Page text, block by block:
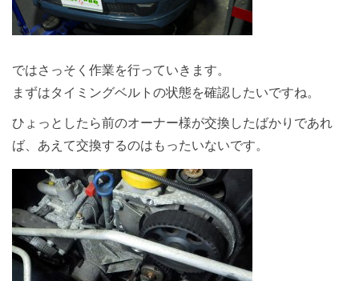
ではさっそく作業を行っていきます。
まずはタイミングベルトの状態を確認したいですね。
ひょっとしたら前のオーナー様が交換したばかりであれ
ば、あえて交換するのはもったいないです。